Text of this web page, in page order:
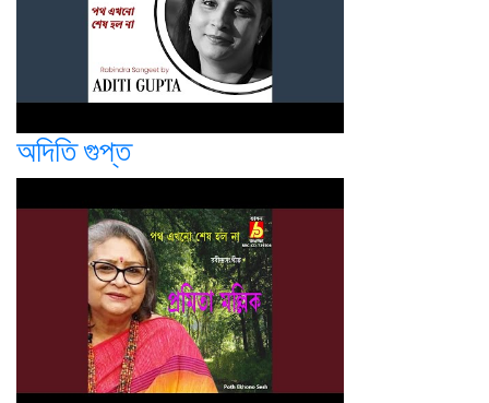
অদিতি গুপ্ত